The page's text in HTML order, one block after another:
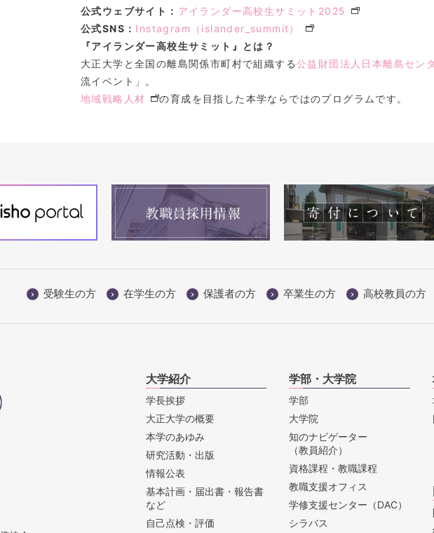
公式ウェブサイト： アイランダー高校生サミット2025
公式SNS： Instagram（islander_summit）
『アイランダー高校生サミット』とは？
大正大学と全国の離島関係市町村で組織する公益財団法人日本離島セン
流イベント」。
地域戦略人材
の育成を目指した本学ならではのプログラムです。
受験生の方 在学生の方 保護者の方 卒業生の方 高校教員の方
大学紹介
学長挨拶
大正大学の概要
本学のあゆみ
研究活動・出版
情報公表
基本計画・届出書・報告書
など
自己点検・評価
学部・大学院
学部
大学院
知のナビゲーター
（教員紹介）
資格課程・教職課程
教職支援オフィス
学修支援センター（DAC）
シラバス